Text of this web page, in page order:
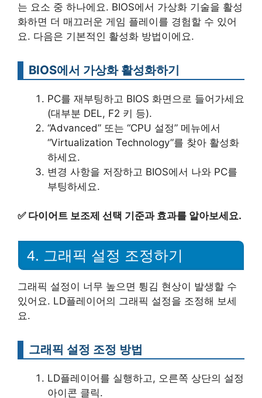
는 요소 중 하나에요. BIOS에서 가상화 기술을 활성
화하면 더 매끄러운 게임 플레이를 경험할 수 있어
요. 다음은 기본적인 활성화 방법이에요.
BIOS에서 가상화 활성화하기
PC를 재부팅하고 BIOS 화면으로 들어가세요
(대부분 DEL, F2 키 등).
“Advanced” 또는 “CPU 설정” 메뉴에서
“Virtualization Technology”를 찾아 활성화
하세요.
변경 사항을 저장하고 BIOS에서 나와 PC를
부팅하세요.
✅ 다이어트 보조제 선택 기준과 효과를 알아보세요.
4. 그래픽 설정 조정하기
그래픽 설정이 너무 높으면 튕김 현상이 발생할 수
있어요. LD플레이어의 그래픽 설정을 조정해 보세
요.
그래픽 설정 조정 방법
LD플레이어를 실행하고, 오른쪽 상단의 설정
아이콘 클릭.